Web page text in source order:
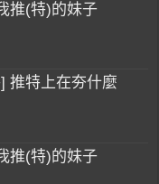
推(特)的妹子
推特上在夯什麼
推(特)的妹子